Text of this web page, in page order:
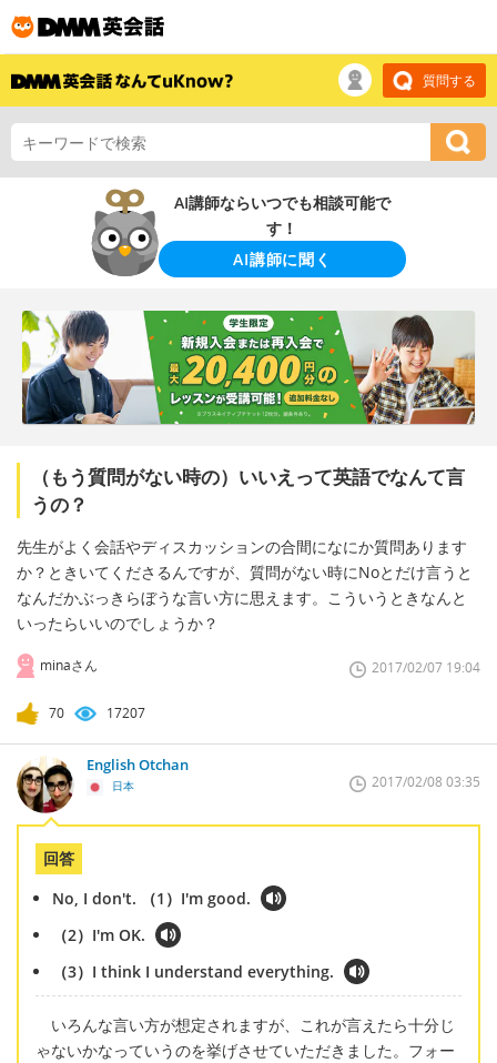
質問する
AI講師ならいつでも相談可能で
す！
AI講師に聞く
（もう質問がない時の）いいえって英語でなんて言
うの？
先生がよく会話やディスカッションの合間になにか質問あります
か？ときいてくださるんですが、質問がない時にNoとだけ言うと
なんだかぶっきらぼうな言い方に思えます。こういうときなんと
いったらいいのでしょうか？
minaさん 2017/02/07 19:04
70 17207
English Otchan
日本 2017/02/08 03:35
回答
No, I don't. （1）I'm good.
（2）I'm OK.
（3）I think I understand everything.
いろんな言い方が想定されますが、これが言えたら十分じ
ゃないかなっていうのを挙げさせていただきました。フォー